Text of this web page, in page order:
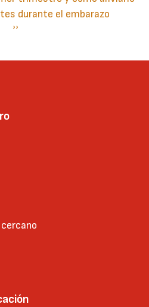
durante el embarazo
Siguiente
››